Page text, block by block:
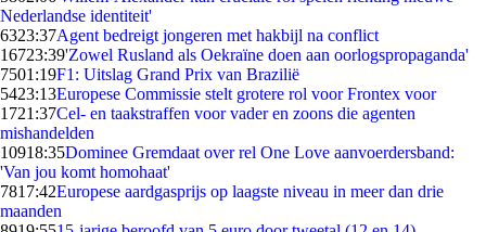
Nederlandse identiteit'
6323:37Agent bedreigt jongeren met hakbijl na conflict
16723:39'Zowel Rusland als Oekraïne doen aan oorlogspropaganda'
7501:19F1: Uitslag Grand Prix van Brazilië
5423:13Europese Commissie stelt grotere rol voor Frontex voor
1721:37Cel- en taakstraffen voor vader en zoons die agenten
mishandelden
10918:35Dominee Gremdaat over rel One Love aanvoerdersband:
'Van jou komt homohaat'
7817:42Europese aardgasprijs op laagste niveau in meer dan drie
maanden